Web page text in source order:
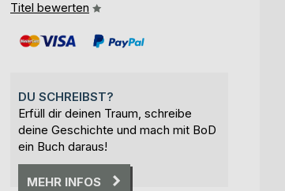
Titel bewerten
DU SCHREIBST?
Erfüll dir deinen Traum, schreibe
deine Geschichte und mach mit BoD
ein Buch daraus!
MEHR INFOS